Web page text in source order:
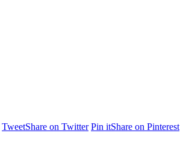
TweetShare on Twitter Pin itShare on Pinterest